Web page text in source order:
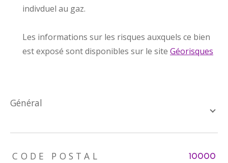
indivduel au gaz.
Les informations sur les risques auxquels ce bien
est exposé sont disponibles sur le site Géorisques
général
TRAD_ZEPHYR_Caracteristique TRAD_ZEPHYR_Valeurs
CODE POSTAL 10000